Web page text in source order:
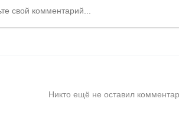
Никто ещё не оставил